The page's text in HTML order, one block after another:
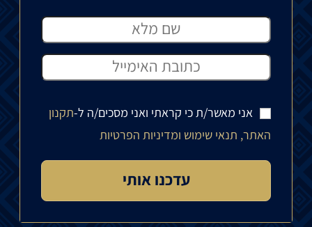
אני מאשר/ת כי קראתי ואני מסכים/ה ל-תקנון
האתר, תנאי שימוש ומדיניות הפרטיות